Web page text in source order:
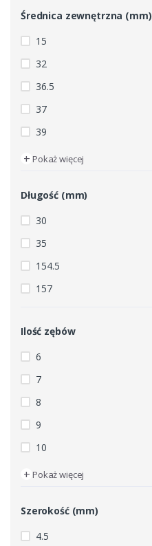
Średnica zewnętrzna (mm)
15
32
36.5
37
39
+ Pokaż więcej
Długość (mm)
30
35
154.5
157
Ilość zębów
6
7
8
9
10
+ Pokaż więcej
Szerokość (mm)
4.5